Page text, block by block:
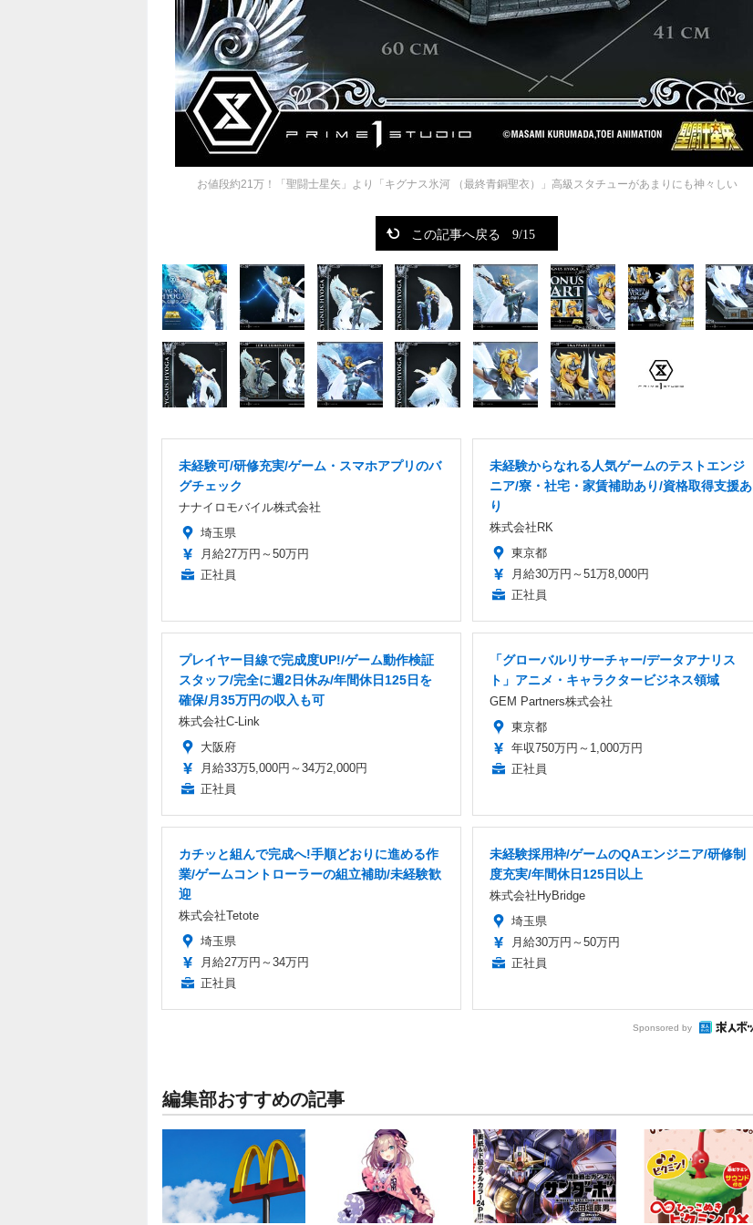
お値段約21万！「聖闘士星矢」より「キグナス氷河 （最終青銅聖衣）」高級スタチューがあまりにも神々しい
この記事へ戻る 9/15
未経験可/研修充実/ゲーム・スマホアプリのバ
グチェック
ナナイロモバイル株式会社
埼玉県
月給27万円～50万円
正社員
未経験からなれる人気ゲームのテストエンジ
ニア/寮・社宅・家賃補助あり/資格取得支援あ
り
株式会社RK
東京都
月給30万円～51万8,000円
正社員
プレイヤー目線で完成度UP!/ゲーム動作検証
スタッフ/完全に週2日休み/年間休日125日を
確保/月35万円の収入も可
株式会社C-Link
大阪府
月給33万5,000円～34万2,000円
正社員
「グローバルリサーチャー/データアナリス
ト」アニメ・キャラクタービジネス領域
GEM Partners株式会社
東京都
年収750万円～1,000万円
正社員
カチッと組んで完成へ!手順どおりに進める作
業/ゲームコントローラーの組立補助/未経験歓
迎
株式会社Tetote
埼玉県
月給27万円～34万円
正社員
未経験採用枠/ゲームのQAエンジニア/研修制
度充実/年間休日125日以上
株式会社HyBridge
埼玉県
月給30万円～50万円
正社員
Sponsored by
編集部おすすめの記事